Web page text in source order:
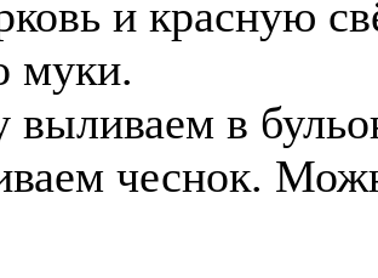
и красную
муки.
выливаем в
чеснок.